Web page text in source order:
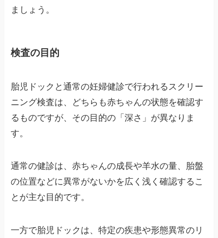
ましょう。
検査の目的
胎児ドックと通常の妊婦健診で行われるスクリー
ニング検査は、どちらも赤ちゃんの状態を確認す
るものですが、その目的の「深さ」が異なりま
す。
通常の健診は、赤ちゃんの成長や羊水の量、胎盤
の位置などに異常がないかを広く浅く確認するこ
とが主な目的です。
一方で胎児ドックは、特定の疾患や形態異常のリ